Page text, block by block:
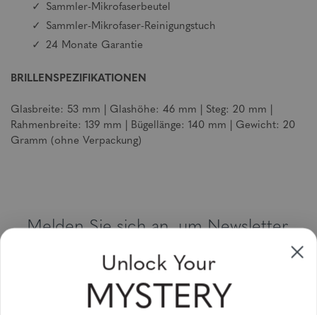
Sammler-Mikrofaserbeutel
Sammler-Mikrofaser-Reinigungstuch
24 Monate Garantie
BRILLENSPEZIFIKATIONEN
Glasbreite: 53 mm | Glashöhe: 46 mm | Steg: 20 mm |
Rahmenbreite: 139 mm | Bügellänge: 140 mm | Gewicht: 20
Gramm (ohne Verpackung)
Melden Sie sich an, um Newsletter,
Sonderangebote und Gutscheine zu
erhalten
Bitte geben Sie Ihre E-Mail Adresse ein und abonnieren Sie!
Unlock Your
MYSTERY